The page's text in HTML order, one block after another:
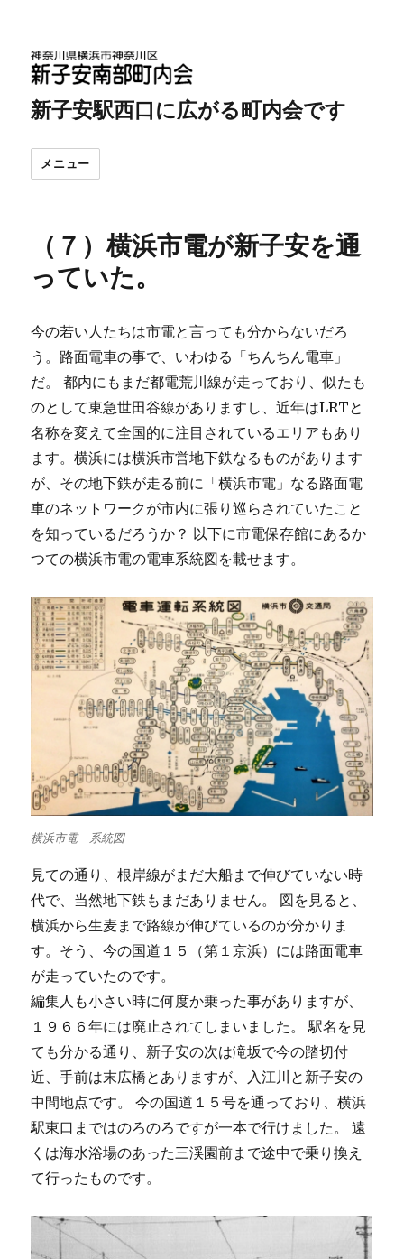
新子安駅西口に広がる町内会です
メニュー
（７）横浜市電が新子安を通
っていた。
今の若い人たちは市電と言っても分からないだろ
う。路面電車の事で、いわゆる「ちんちん電車」
だ。 都内にもまだ都電荒川線が走っており、似たも
のとして東急世田谷線がありますし、近年はLRTと
名称を変えて全国的に注目されているエリアもあり
ます。横浜には横浜市営地下鉄なるものがあります
が、その地下鉄が走る前に「横浜市電」なる路面電
車のネットワークが市内に張り巡らされていたこと
を知っているだろうか？ 以下に市電保存館にあるか
つての横浜市電の電車系統図を載せます。
横浜市電 系統図
見ての通り、根岸線がまだ大船まで伸びていない時
代で、当然地下鉄もまだありません。 図を見ると、
横浜から生麦まで路線が伸びているのが分かりま
す。そう、今の国道１５（第１京浜）には路面電車
が走っていたのです。
編集人も小さい時に何度か乗った事がありますが、
１９６６年には廃止されてしまいました。 駅名を見
ても分かる通り、新子安の次は滝坂で今の踏切付
近、手前は末広橋とありますが、入江川と新子安の
中間地点です。 今の国道１５号を通っており、横浜
駅東口まではのろのろですが一本で行けました。 遠
くは海水浴場のあった三渓園前まで途中で乗り換え
て行ったものです。